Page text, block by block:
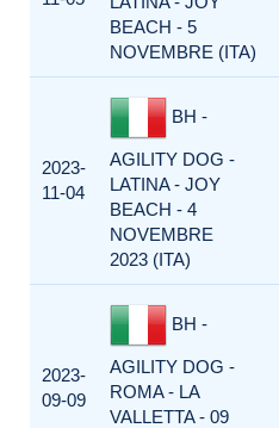
BEACH - 5
NOVEMBRE (ITA)
2023-
11-04
BH -
AGILITY DOG -
LATINA - JOY
BEACH - 4
NOVEMBRE
2023 (ITA)
2023-
09-09
BH -
AGILITY DOG -
ROMA - LA
VALLETTA - 09